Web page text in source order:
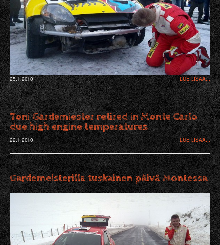
25.1.2010 LUE LISÄÄ...
Toni Gardemiester retired in Monte Carlo
due high engine temperatures
22.1.2010 LUE LISÄÄ...
Gardemeisterilla tuskainen päivä Montessa